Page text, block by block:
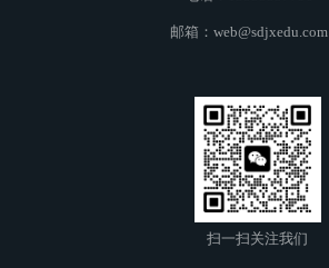
邮箱：web@sdjxedu.com
扫一扫关注我们